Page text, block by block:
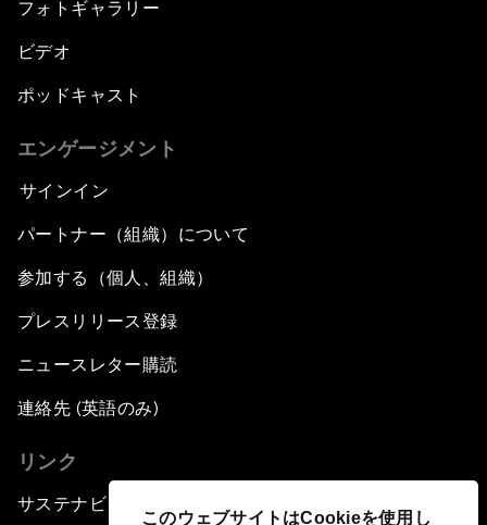
このウェブサイトはCookieを使用し
フォトギャラリー
ビデオ
ポッドキャスト
エンゲージメント
サインイン
パートナー（組織）について
参加する（個人、組織）
プレスリリース登録
ニュースレター購読
連絡先 (英語のみ)
リンク
サステナビリティへの取り組み